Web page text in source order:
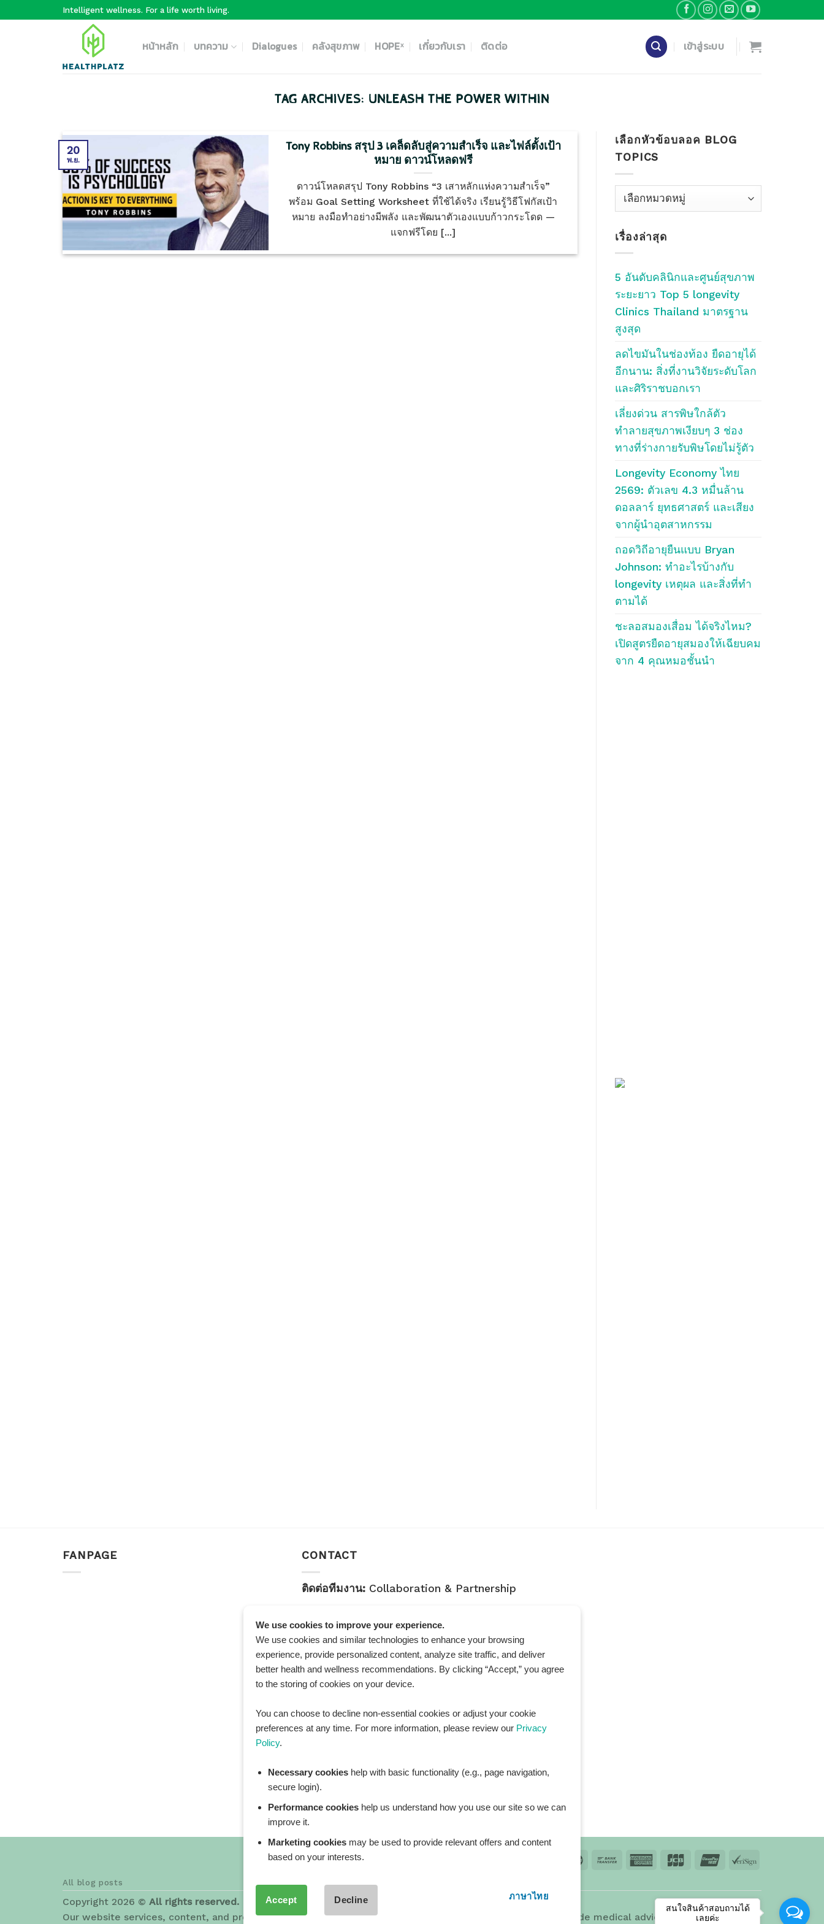
Intelligent wellness. For a life worth living.
หน้าหลัก บทความ Dialogues คลังสุขภาพ HOPEˣ เกี่ยวกับเรา ติดต่อ เข้าสู่ระบบ
TAG ARCHIVES: UNLEASH THE POWER WITHIN
Tony Robbins สรุป 3 เคล็ดลับสู่ความสำเร็จ และไฟล์ตั้งเป้า
หมาย ดาวน์โหลดฟรี
ดาวน์โหลดสรุป Tony Robbins “3 เสาหลักแห่งความสำเร็จ”
พร้อม Goal Setting Worksheet ที่ใช้ได้จริง เรียนรู้วิธีโฟกัสเป้า
หมาย ลงมือทำอย่างมีพลัง และพัฒนาตัวเองแบบก้าวกระโดด —
แจกฟรีโดย [...]
20
พ.ย.
เลือกหัวข้อบลอค BLOG
TOPICS
เลือก
บลอค
Blog
เรื่องล่าสุด
5 อันดับคลินิกและศูนย์สุขภาพ
ระยะยาว Top 5 longevity
Clinics Thailand มาตรฐาน
สูงสุด
ลดไขมันในช่องท้อง ยืดอายุได้
อีกนาน: สิ่งที่งานวิจัยระดับโลก
และศิริราชบอกเรา
เลี่ยงด่วน สารพิษใกล้ตัว
ทำลายสุขภาพเงียบๆ 3 ช่อง
ทางที่ร่างกายรับพิษโดยไม่รู้ตัว
Longevity Economy ไทย
2569: ตัวเลข 4.3 หมื่นล้าน
ดอลลาร์ ยุทธศาสตร์ และเสียง
จากผู้นำอุตสาหกรรม
ถอดวิถีอายุยืนแบบ Bryan
Johnson: ทำอะไรบ้างกับ
longevity เหตุผล และสิ่งที่ทำ
ตามได้
ชะลอสมองเสื่อม ได้จริงไหม?
เปิดสูตรยืดอายุสมองให้เฉียบคม
จาก 4 คุณหมอชั้นนำ
FANPAGE CONTACT
ติดต่อทีมงาน: Collaboration & Partnership
คำถามทั่วไป:General Inquiry
LINE Official ID:
@Healthplatz
เพิ่มเพื่อนAdd LINE :
https://lin.ee/sqNlLtc
All blog posts
Copyright 2026 © All rights reserved. HEALTHPLATZ™ is a registered trademark of Adbrandture Co., Ltd.
Our website services, content, and products are for informational purposes only. Healthplatz does not provide medical advice, diagnosis, or
We use cookies to improve your experience.
We use cookies and similar technologies to enhance your browsing
experience, provide personalized content, analyze site traffic, and deliver
better health and wellness recommendations. By clicking “Accept,” you agree
to the storing of cookies on your device.
You can choose to decline non-essential cookies or adjust your cookie
preferences at any time. For more information, please review our Privacy
Policy.
Necessary cookies help with basic functionality (e.g., page navigation,
secure login).
Performance cookies help us understand how you use our site so we can
improve it.
Marketing cookies may be used to provide relevant offers and content
based on your interests.
Accept Decline
ภาษาไทย
สนใจสินค้าสอบถามได้
เลยค่ะ